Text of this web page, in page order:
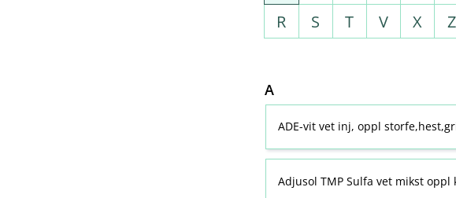
R
S T V X Z
A
ADE-vit vet inj, oppl
Adjusol TMP Sulfa vet mikst